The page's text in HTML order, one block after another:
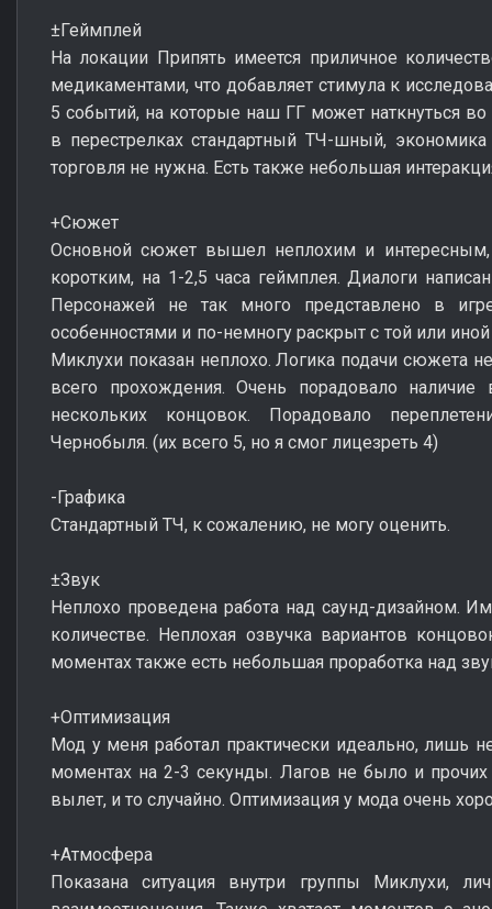
±Геймплей
На локации Припять имеется приличное
медикаментами, что добавляет стимула к
5 событий, на которые наш ГГ может наткнуться
в перестрелках стандартный ТЧ-шный,
торговля не нужна. Есть также небольшая
+Сюжет
Основной сюжет вышел неплохим и интересным,
коротким, на 1-2,5 часа геймплея. Диалоги
Персонажей не так много представлено в
особенностями и по-немногу раскрыт с той или
Миклухи показан неплохо. Логика подачи сюжета
всего прохождения. Очень порадовало наличие
нескольких концовок. Порадовало
Чернобыля. (их всего 5, но я смог лицезреть 4)
-Графика
Стандартный ТЧ, к сожалению, не могу оценить.
±Звук
Неплохо проведена работа над саунд-дизайном.
количестве. Неплохая озвучка вариантов
моментах также есть небольшая проработка над
+Оптимизация
Мод у меня работал практически идеально,
моментах на 2-3 секунды. Лагов не было и
вылет, и то случайно. Оптимизация у мода очень
+Атмосфера
Показана ситуация внутри группы Миклухи,